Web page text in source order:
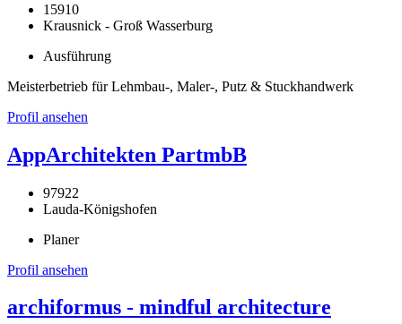
15910
Krausnick - Groß Wasserburg
Ausführung
Meisterbetrieb für Lehmbau-, Maler-, Putz & Stuckhandwerk
Profil ansehen
AppArchitekten PartmbB
97922
Lauda-Königshofen
Planer
Profil ansehen
archiformus - mindful architecture